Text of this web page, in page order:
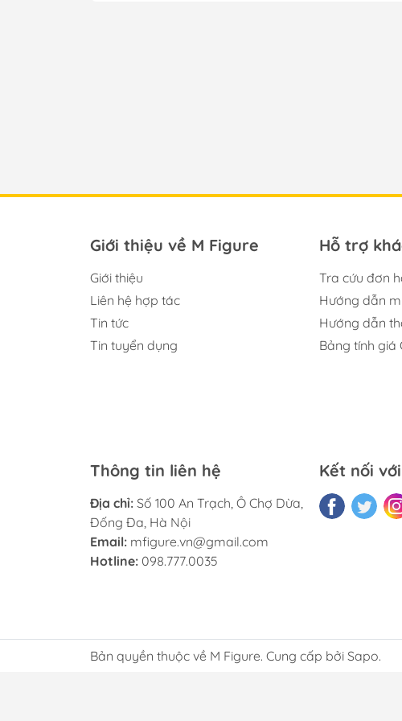
Giới thiệu về M Figure
Giới thiệu
Liên hệ hợp tác
Tin tức
Tin tuyển dụng
Hỗ trợ
Tra cứu đơn
Hướng dẫn
Hướng dẫn
Bảng tính giá
Thông tin liên hệ
Địa chỉ: Số 100 An Trạch, Ô Chợ Dừa,
Đống Đa, Hà Nội
Email: mfigure.vn@gmail.com
Hotline: 098.777.0035
Kết nối
Bản quyền thuộc về M Figure. Cung cấp bởi Sapo.